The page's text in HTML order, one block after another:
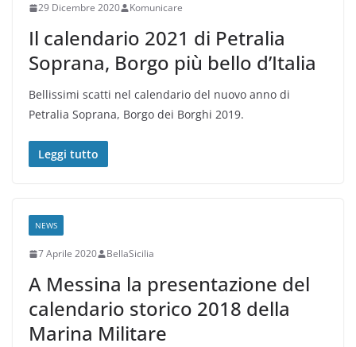
29 Dicembre 2020 Komunicare
Il calendario 2021 di Petralia
Soprana, Borgo più bello d’Italia
Bellissimi scatti nel calendario del nuovo anno di
Petralia Soprana, Borgo dei Borghi 2019.
Leggi tutto
NEWS
7 Aprile 2020 BellaSicilia
A Messina la presentazione del
calendario storico 2018 della
Marina Militare